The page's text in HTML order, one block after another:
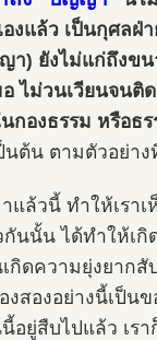
องแล้ว เป็นกุศลฝ่
า) ยังไม่แก่ถึงข
ไม่วนเวียนจนติ
กองธรรม หรือธ
นต้น ตามตัวอย่าง
แล้วนี้ ทำให้เรา
กันนั้น ได้ทำให้เ
กิดความยุ่งยาก
งสองอย่างนี้เป็น
นี้อยู่สืบไปแล้ว เร